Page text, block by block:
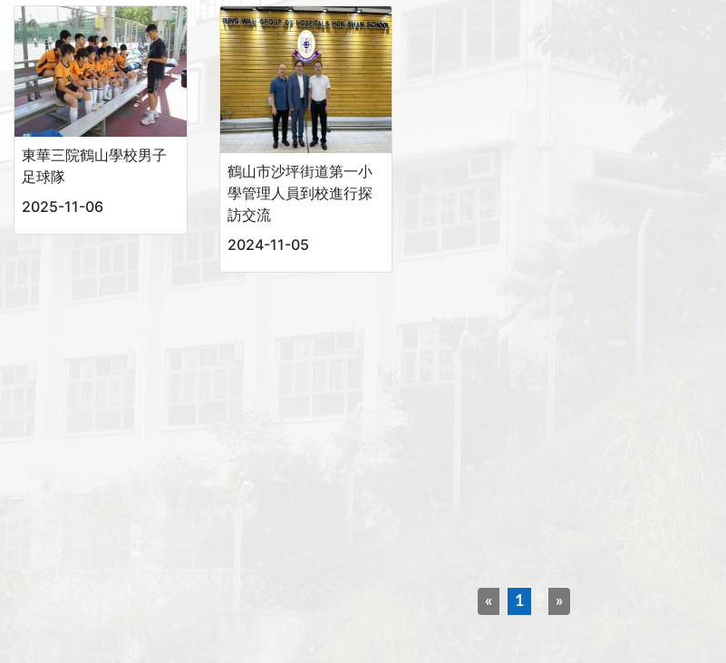
東華三院鶴山學校男子
足球隊
2025-11-06
鶴山市沙坪街道第一小
學管理人員到校進行探
訪交流
2024-11-05
« 1 »